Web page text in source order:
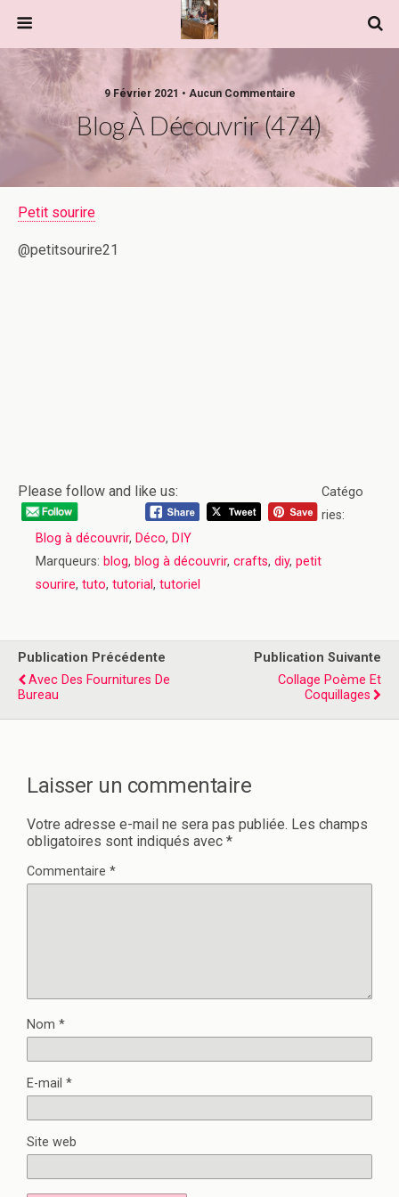
9 Février 2021 • Aucun Commentaire
Blog À Découvrir (474)
Petit sourire
@petitsourire21
Please follow and like us:
Catégo
ries:
Blog à découvrir, Déco, DIY
Marqueurs: blog, blog à découvrir, crafts, diy, petit
sourire, tuto, tutorial, tutoriel
Publication Précédente
Avec Des Fournitures De
Bureau
Publication Suivante
Collage Poème Et
Coquillages
Laisser un commentaire
Votre adresse e-mail ne sera pas publiée. Les champs
obligatoires sont indiqués avec *
Commentaire *
Nom *
E-mail *
Site web